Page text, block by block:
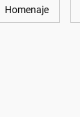
Homenaje